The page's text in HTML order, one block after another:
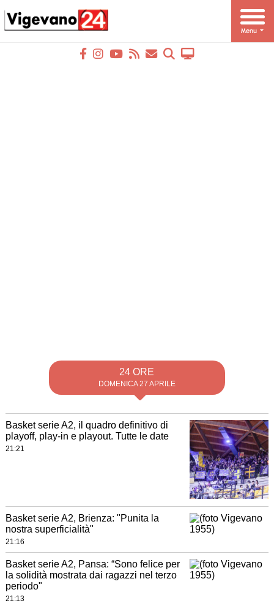
24 ORE
DOMENICA 27 APRILE
Basket serie A2, il quadro definitivo di
playoff, play-in e playout. Tutte le date
21:21
Basket serie A2, Brienza: "Punita la
nostra superficialità"
21:16
Basket serie A2, Pansa: “Sono felice per
la solidità mostrata dai ragazzi nel terzo
periodo"
21:13